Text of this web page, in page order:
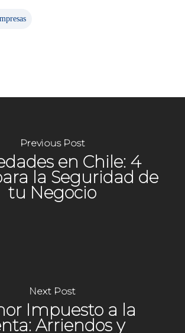
Previous Post
en Chile: 4
la Seguridad de
tu Negocio
Next Post
Impuesto a la
Arriendos y